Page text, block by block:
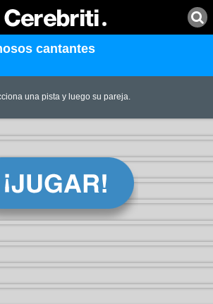
cantantes
una pista y luego su pareja.